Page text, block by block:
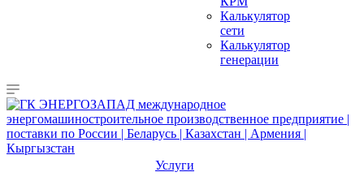
Калькулятор
сети
Калькулятор
генерации
Услуги